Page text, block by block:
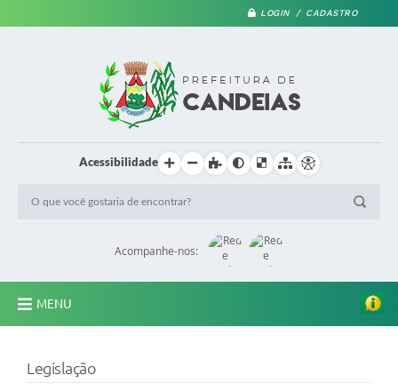
LOGIN / CADASTRO
Acessibilidade
Acompanhe-nos:
MENU
A Prefeitura
Legislação